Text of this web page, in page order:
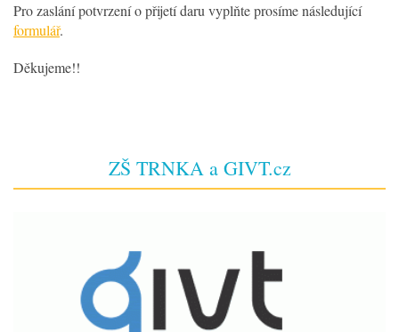
Pro zaslání potvrzení o přijetí daru vyplňte prosíme následující
formulář.
Děkujeme!!
ZŠ TRNKA a GIVT.cz